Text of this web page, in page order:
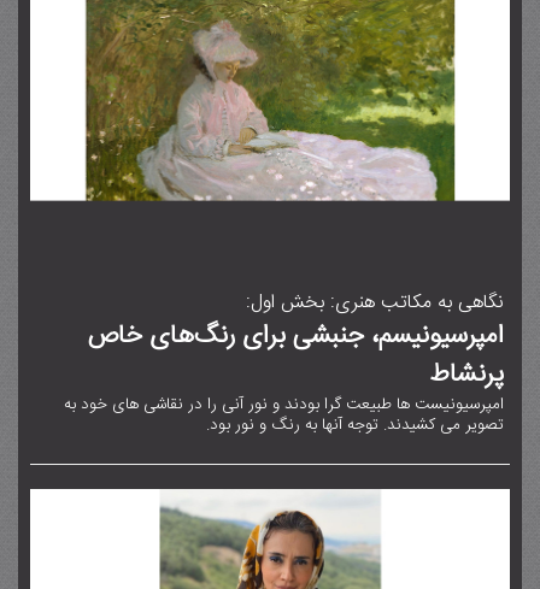
نگاهی به مکاتب هنری: بخش اول:
امپرسیونیسم، جنبشی برای رنگ‌های خاص
پرنشاط
امپرسیونیست ها طبیعت گرا بودند و نور آنی را در نقاشی های خود به
تصویر می کشیدند. توجه آنها به رنگ و نور بود.